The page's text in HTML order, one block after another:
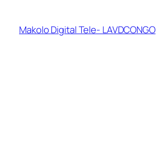
Makolo Digital Tele- LAVDCONGO